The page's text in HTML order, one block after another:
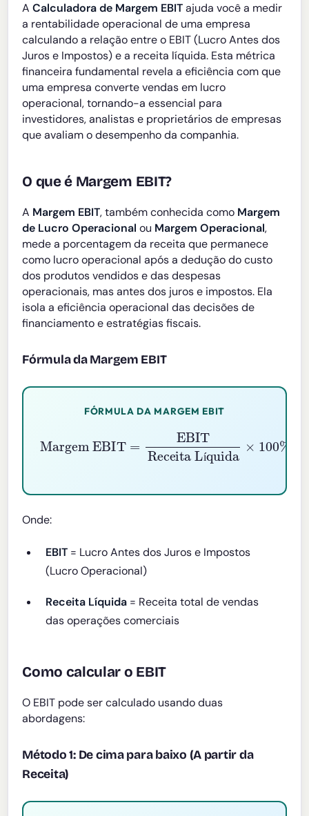
ACalculadora de Margem EBITajuda você a medir
a rentabilidade operacional de uma empresa
calculando a relação entre o EBIT (Lucro Antes dos
Juros e Impostos) e a receita líquida. Esta métrica
financeira fundamental revela a eficiência com que
uma empresa converte vendas em lucro
operacional, tornando-a essencial para
investidores, analistas e proprietários de empresas
que avaliam o desempenho da companhia.
O que é Margem EBIT?
A Margem EBIT, também conhecida como Margem
de Lucro Operacional ou Margem Operacional,
mede a porcentagem da receita que permanece
como lucro operacional após a dedução do custo
dos produtos vendidos e das despesas
operacionais, mas antes dos juros e impostos. Ela
isola a eficiência operacional das decisões de
financiamento e estratégias fiscais.
Fórmula da Margem EBIT
FÓRMULA DA MARGEM EBIT
í
EBIT
100%
Onde:
EBIT = Lucro Antes dos Juros e Impostos
(Lucro Operacional)
Receita Líquida = Receita total de vendas
das operações comerciais
Como calcular o EBIT
O EBIT pode ser calculado usando duas
abordagens:
Método 1: De cima para baixo (A partir da
Receita)